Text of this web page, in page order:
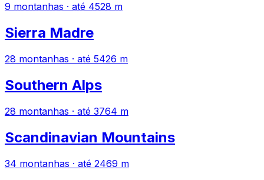
9 montanhas · até 4528 m
Sierra Madre
28 montanhas · até 5426 m
Southern Alps
28 montanhas · até 3764 m
Scandinavian Mountains
34 montanhas · até 2469 m